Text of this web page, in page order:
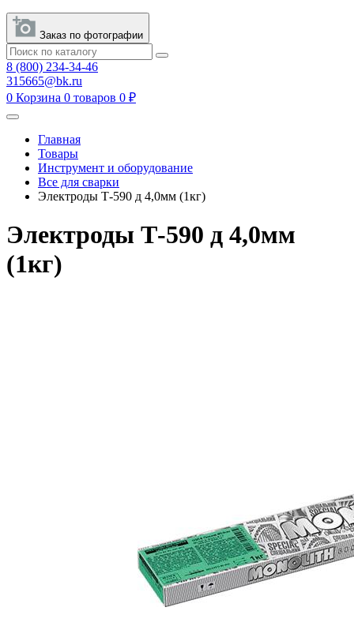
Заказ по фотографии
8 (800) 234-34-46
315665@bk.ru
0 Корзина 0 товаров 0 ₽
Главная
Товары
Инструмент и оборудование
Все для сварки
Электроды Т-590 д 4,0мм (1кг)
Электроды Т-590 д 4,0мм
(1кг)